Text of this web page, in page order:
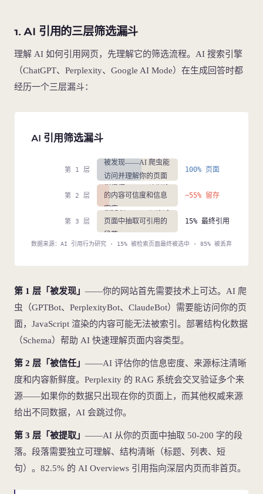
1. AI 引用的三层筛选漏斗
理解 AI 如何引用网页，先理解它的筛选流程。AI 搜索引擎
（ChatGPT、Perplexity、Google AI Mode）在生成回答时都
经历一个三层漏斗：
AI 引用筛选漏斗
第 1 层
被发现——AI 爬虫能
访问并理解你的页面
100% 页面
第 2 层
被信任——AI 评估你
的内容可信度和信息
密度
~55% 留存
第 3 层
被提取——AI 从你的
页面中抽取可引用的
段落
15% 最终引用
数据来源：AI 引用行为研究 · 15% 被检索页面最终被选中 · 85% 被丢弃
第 1 层「被发现」 ——你的网站首先需要技术上可达。AI 爬
虫（GPTBot、PerplexityBot、ClaudeBot）需要能访问你的页
面，JavaScript 渲染的内容可能无法被索引。部署结构化数据
（Schema）帮助 AI 快速理解页面内容类型。
第 2 层「被信任」 ——AI 评估你的信息密度、来源标注清晰
度和内容新鲜度。Perplexity 的 RAG 系统会交叉验证多个来
源——如果你的数据只出现在你的页面上，而其他权威来源
给出不同数据，AI 会跳过你。
第 3 层「被提取」 ——AI 从你的页面中抽取 50-200 字的段
落。段落需要独立可理解、结构清晰（标题、列表、短
句）。82.5% 的 AI Overviews 引用指向深层内页而非首页。